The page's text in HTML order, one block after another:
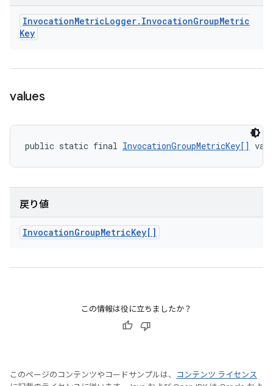
InvocationMetricLogger. InvocationGroupMetric
Key
values
public static final InvocationGroupMetricKey[]
戻り値
InvocationGroupMetricKey[]
この情報は役に立ちましたか？
このページのコンテンツやコードサンプルは、
コンテンツ ライセンス